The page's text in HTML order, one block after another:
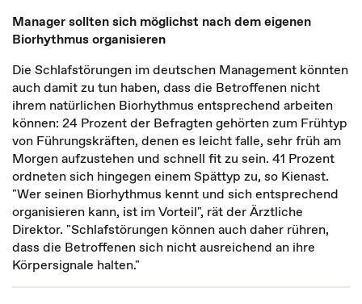
Manager sollten sich möglichst nach dem eigenen
Biorhythmus organisieren
Die Schlafstörungen im deutschen Management könnten
auch damit zu tun haben, dass die Betroffenen nicht
ihrem natürlichen Biorhythmus entsprechend arbeiten
können: 24 Prozent der Befragten gehörten zum Frühtyp
von Führungskräften, denen es leicht falle, sehr früh am
Morgen aufzustehen und schnell fit zu sein. 41 Prozent
ordneten sich hingegen einem Spättyp zu, so Kienast.
"Wer seinen Biorhythmus kennt und sich entsprechend
organisieren kann, ist im Vorteil", rät der Ärztliche
Direktor. "Schlafstörungen können auch daher rühren,
dass die Betroffenen sich nicht ausreichend an ihre
Körpersignale halten."